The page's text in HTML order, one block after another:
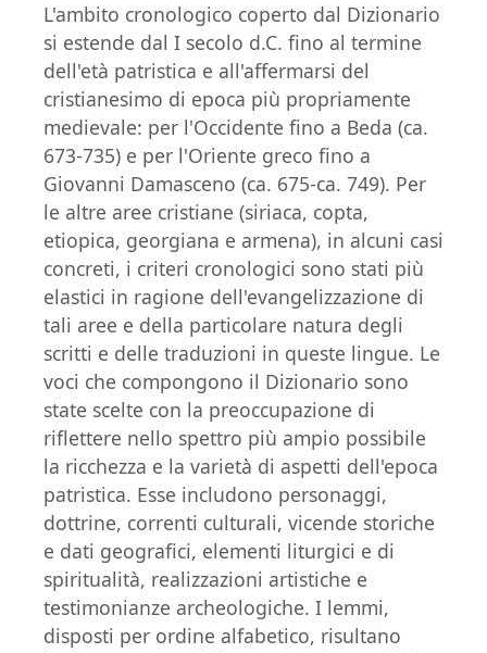
L'ambito cronologico coperto dal Dizionario
si estende dal I secolo d.C. fino al termine
dell'età patristica e all'affermarsi del
cristianesimo di epoca più propriamente
medievale: per l'Occidente fino a Beda (ca.
673-735) e per l'Oriente greco fino a
Giovanni Damasceno (ca. 675-ca. 749). Per
le altre aree cristiane (siriaca, copta,
etiopica, georgiana e armena), in alcuni casi
concreti, i criteri cronologici sono stati più
elastici in ragione dell'evangelizzazione di
tali aree e della particolare natura degli
scritti e delle traduzioni in queste lingue. Le
voci che compongono il Dizionario sono
state scelte con la preoccupazione di
riflettere nello spettro più ampio possibile
la ricchezza e la varietà di aspetti dell'epoca
patristica. Esse includono personaggi,
dottrine, correnti culturali, vicende storiche
e dati geografici, elementi liturgici e di
spiritualità, realizzazioni artistiche e
testimonianze archeologiche. I lemmi,
disposti per ordine alfabetico, risultano